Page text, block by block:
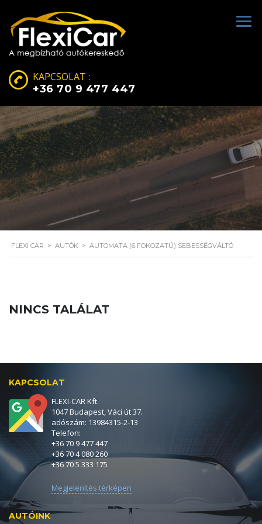
KAPCSOLAT :
+36 70 9 477 447
FLEXI CAR > AUTÓK > AUTOMATA (6 FOKOZATÚ) SEBESSÉGVÁLTÓ
NINCS TALÁLAT
KAPCSOLAT
FLEXI-CAR Kft.
1047 Budapest, Váci út 37.
adószám: 13984315-2-13
Telefon:
+36 70 9 477 447
+36 70 4 080 260
+36 70 5 333 175
Megjelenítés térképen
AUTÓINK